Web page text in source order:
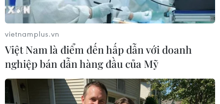
#Giết người #Bắt giữ #Hoài Đức #Hà Nội
vietnamplus.vn
Việt Nam là điểm đến hấp dẫn với doanh
nghiệp bán dẫn hàng đầu của Mỹ